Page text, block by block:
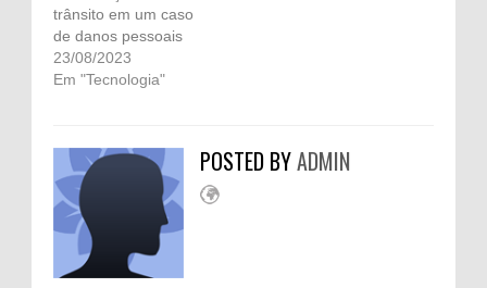
trânsito em um caso
de danos pessoais
23/08/2023
Em "Tecnologia"
POSTED BYADMIN